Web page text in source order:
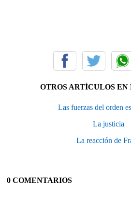
OTROS ARTÍCULOS EN
Las fuerzas del orden
La justicia
La reacción de
0 COMENTARIOS